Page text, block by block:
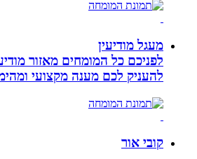
מעגל מודיעין
לפניכם כל המומחים מאזור מודיעין
להעניק לכם מענה מקצועי ומהימן
קובי אור